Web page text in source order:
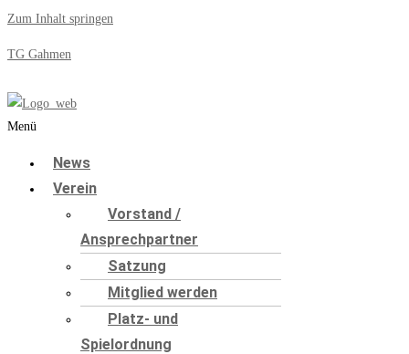
Zum Inhalt springen
TG Gahmen
Menü
News
Verein
Vorstand /
Ansprechpartner
Satzung
Mitglied werden
Platz- und
Spielordnung